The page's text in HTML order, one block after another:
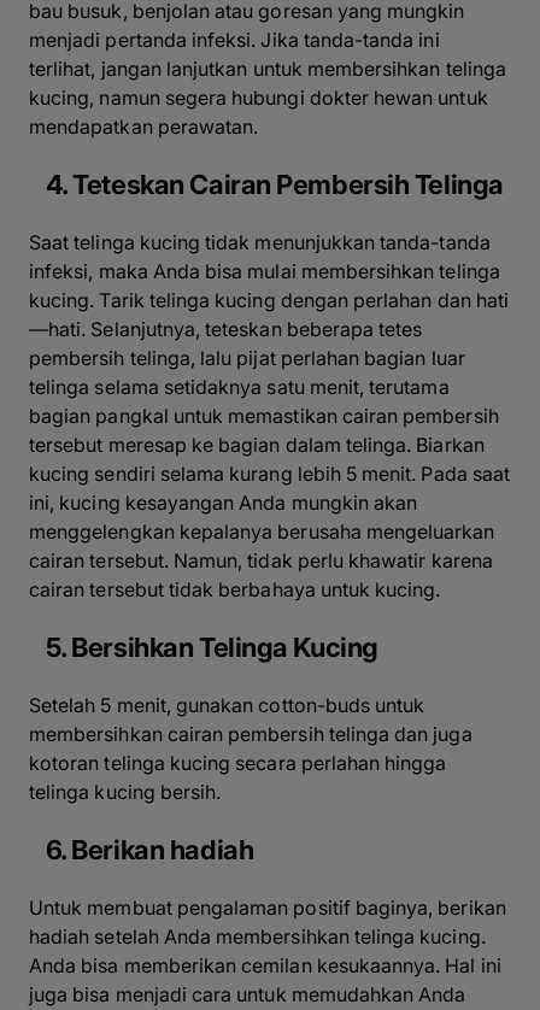
bau busuk, benjolan atau goresan yang mungkin
menjadi pertanda infeksi. Jika tanda-tanda ini
terlihat, jangan lanjutkan untuk membersihkan telinga
kucing, namun segera hubungi dokter hewan untuk
mendapatkan perawatan.
4. Teteskan Cairan Pembersih Telinga
Saat telinga kucing tidak menunjukkan tanda-tanda
infeksi, maka Anda bisa mulai membersihkan telinga
kucing. Tarik telinga kucing dengan perlahan dan hati
—hati. Selanjutnya, teteskan beberapa tetes
pembersih telinga, lalu pijat perlahan bagian luar
telinga selama setidaknya satu menit, terutama
bagian pangkal untuk memastikan cairan pembersih
tersebut meresap ke bagian dalam telinga. Biarkan
kucing sendiri selama kurang lebih 5 menit. Pada saat
ini, kucing kesayangan Anda mungkin akan
menggelengkan kepalanya berusaha mengeluarkan
cairan tersebut. Namun, tidak perlu khawatir karena
cairan tersebut tidak berbahaya untuk kucing.
5. Bersihkan Telinga Kucing
Setelah 5 menit, gunakan cotton-buds untuk
membersihkan cairan pembersih telinga dan juga
kotoran telinga kucing secara perlahan hingga
telinga kucing bersih.
6. Berikan hadiah
Untuk membuat pengalaman positif baginya, berikan
hadiah setelah Anda membersihkan telinga kucing.
Anda bisa memberikan cemilan kesukaannya. Hal ini
juga bisa menjadi cara untuk memudahkan Anda